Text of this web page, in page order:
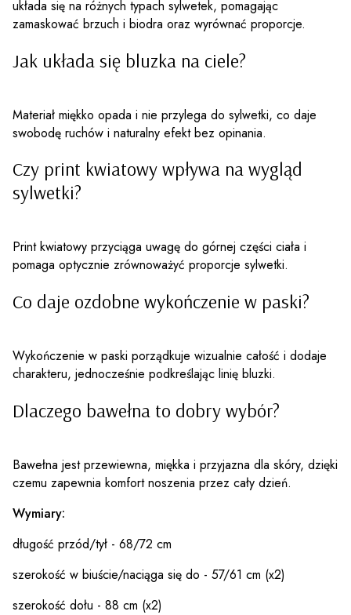
układa się na różnych typach sylwetek, pomagając
zamaskować brzuch i biodra oraz wyrównać proporcje.
Jak układa się bluzka na ciele?
Materiał miękko opada i nie przylega do sylwetki, co daje
swobodę ruchów i naturalny efekt bez opinania.
Czy print kwiatowy wpływa na wygląd
sylwetki?
Print kwiatowy przyciąga uwagę do górnej części ciała i
pomaga optycznie zrównoważyć proporcje sylwetki.
Co daje ozdobne wykończenie w paski?
Wykończenie w paski porządkuje wizualnie całość i dodaje
charakteru, jednocześnie podkreślając linię bluzki.
Dlaczego bawełna to dobry wybór?
Bawełna jest przewiewna, miękka i przyjazna dla skóry, dzięki
czemu zapewnia komfort noszenia przez cały dzień.
Wymiary:
długość przód/tył - 68/72 cm
szerokość w biuście/naciąga się do - 57/61 cm (x2)
szerokość dołu - 88 cm (x2)